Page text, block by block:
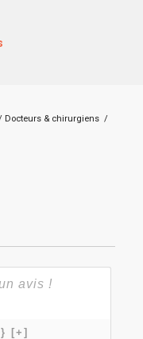
Docteurs & chirurgiens /
[+]